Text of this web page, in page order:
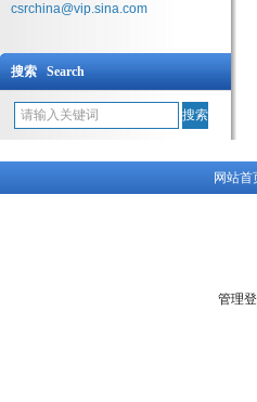
csrchina@vip.sina.com
搜索 Search
网站首
管理